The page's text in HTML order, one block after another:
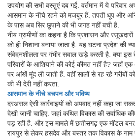
उपयोग की सभी वस्तुएं दब गईं. वर्तमान में ये
आसमान के नीचे रहने को मजबूर हैं. तपती धूप और
के पास अब सिर छुपाने की भी जगह नहीं बची है.
नीय ग्रामीणों का कहना है कि प्रशासन और
को ही निशाना बनाया जाता है. यह घटना प्रदेश की
संवेदनशीलता पर गंभीर सवाल खड़े करती है. क्या इस
परिवारों के आशियाने की कोई कीमत नहीं है? जहाँ
पर आंखें मूंद ली जाती हैं. वहीं सालों से रह रहे गरीबों
की भी देरी नहीं करता.
आसमान के नीचे बचपन और भविष्य
दरअसल ऐसी कार्रवाइयों को अपवाद नहीं कहा जा
देखी जानी चाहिए. जहां कथित विकास की सर्वाधिक
पड़ रही है. और इस मामले में छत्तीसगढ़ एक मॉडल
रायपुर से लेकर हसदेव और बस्तर तक विकास के नाम